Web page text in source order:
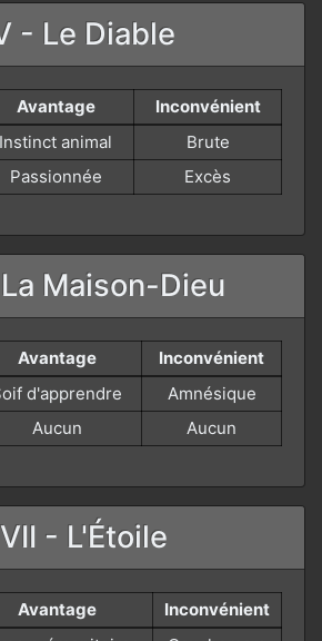
- Le Diable
Avantage
Inconvénient
Instinct animal
Brute
Passionnée Excès
Maison-Dieu
Avantage
Inconvénient
d'apprendre
Amnésique
Aucun Aucun
- L'Étoile
Avantage
Inconvénient